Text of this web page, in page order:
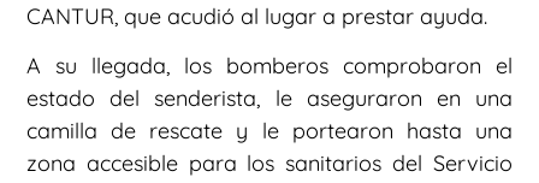
CANTUR, que acudió al lugar a prestar ayuda.
A su llegada, los bomberos comprobaron el
estado del senderista, le aseguraron en una
camilla de rescate y le portearon hasta una
zona accesible para los sanitarios del Servicio